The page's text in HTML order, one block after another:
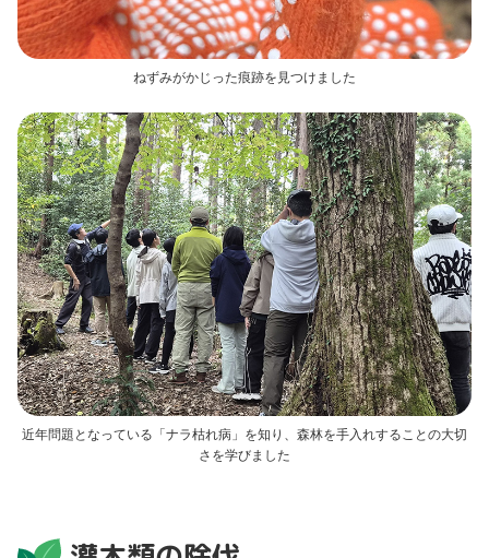
ねずみがかじった痕跡を見つけました
近年問題となっている「ナラ枯れ病」を知り、森林を手入れすることの大切
さを学びました